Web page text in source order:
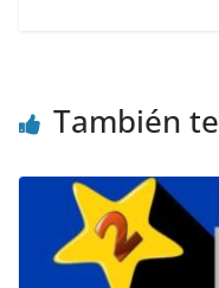
También